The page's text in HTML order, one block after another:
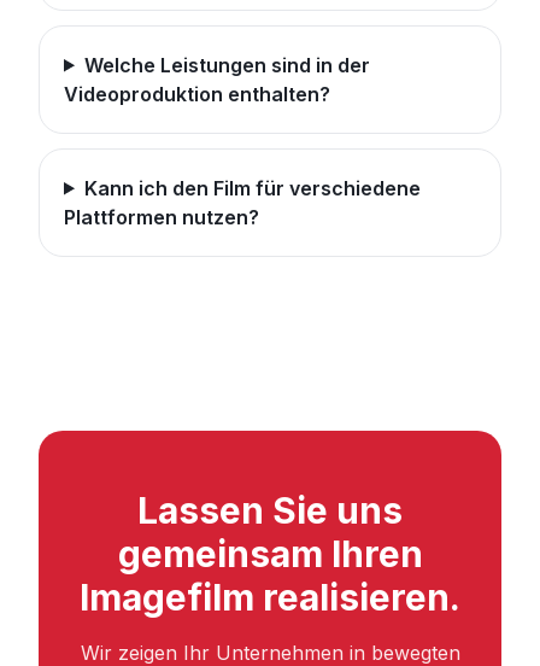
Welche Leistungen sind in der
Videoproduktion enthalten?
Kann ich den Film für verschiedene
Plattformen nutzen?
Lassen Sie uns
gemeinsam Ihren
Imagefilm realisieren.
Wir zeigen Ihr Unternehmen in bewegten